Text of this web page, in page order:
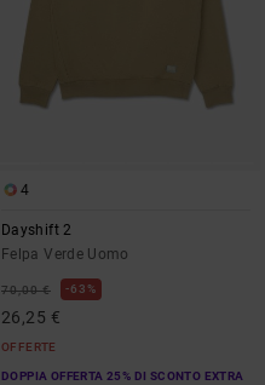
4
Dayshift 2
Felpa Verde Uomo
70,00 € 63%
26,25 €
OFFERTE
DOPPIA OFFERTA 25% DI SCONTO EXTRA